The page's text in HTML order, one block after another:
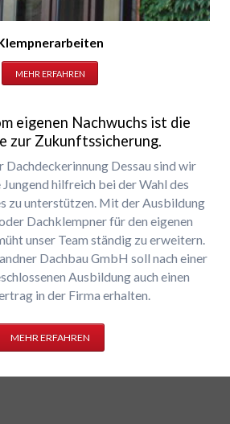
MEHR ERFAHREN
eigenen Nachwuchs ist die
zur Zukunftssicherung.
Dessau sind wir
hilfreich bei der Wahl des
zu unterstützen. Mit der Ausbildung
Dachklempner für den eigenen
unser Team ständig zu erweitern.
Dachbau GmbH soll nach einer
Ausbildung auch einen
in der Firma erhalten.
MEHR ERFAHREN